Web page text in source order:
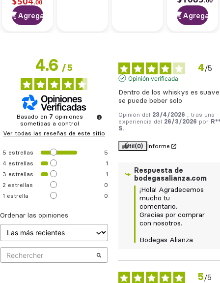
.00
Agregar Agregar
4.6/5
Basado en 7 opiniones
sometidas a control
Ver todas las reseñas de este sitio
5 estrellas
5
4 estrellas
1
3 estrellas
1
2 estrellas
0
1 estrella 0
Ordenar las opiniones
4/5
Opinión verificada
Dentro de los whiskys es
se puede beber solo
Opinión del 23/4/2026
, tras una
experiencia del
26/3/2026 por
S.
Útil(0) Informe
Respuesta de
bodegasalianza.com
¡Hola! Agradecemos
mucho tu
comentario.
Gracias por comprar
con nosotros.
Bodegas Alianza
5/5